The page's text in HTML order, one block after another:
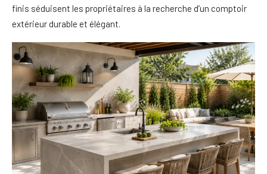
finis séduisent les propriétaires à la recherche d’un comptoir
extérieur durable et élégant.